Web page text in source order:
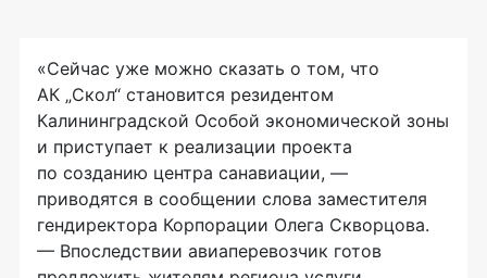
«Сейчас уже можно сказать о том, что
АК „Скол“ становится резидентом
Калининградской Особой экономической зоны
и приступает к реализации проекта
по созданию центра санавиации, —
приводятся в сообщении слова заместителя
гендиректора Корпорации Олега Скворцова.
— Впоследствии авиаперевозчик готов